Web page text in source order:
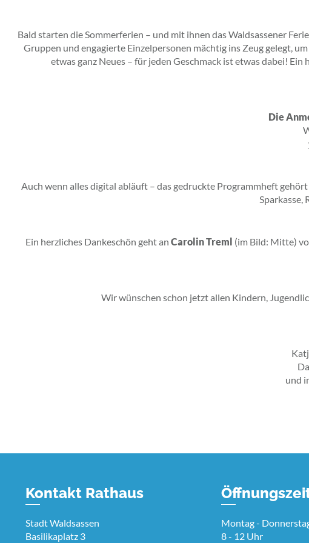
Bald starten die Sommerferien – und mit ihnen das Waldsassener
Gruppen und engagierte Einzelpersonen mächtig ins Zeug gelegt,
etwas ganz Neues – für jeden Geschmack ist etwas dabei!
Die
Auch wenn alles digital abläuft – das gedruckte Programmheft
Sparkasse,
Ein herzliches Dankeschön geht an Carolin Treml (im Bild: Mitte)
Wir wünschen schon jetzt allen Kindern,
und
Kontakt Rathaus
Stadt Waldsassen
Basilikaplatz 3
Montag -
8 - 12 Uhr